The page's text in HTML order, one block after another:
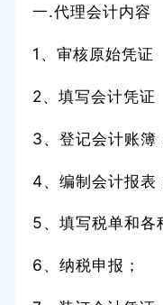
一.代理会计内容
1、审核原始凭证
2、填写会计凭证
3、登记会计账簿
4、编制会计报表
5、填写税单和各
6、纳税申报；